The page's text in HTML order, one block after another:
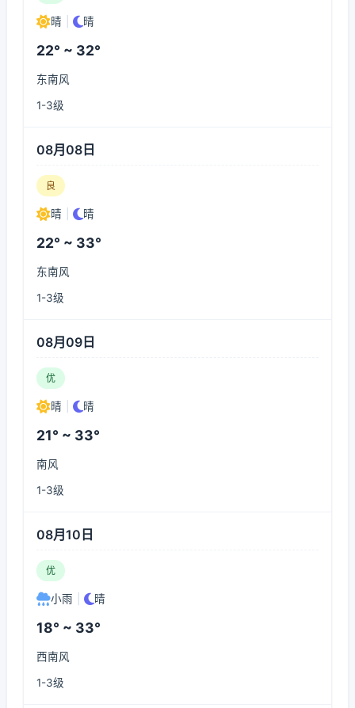
晴 晴
22° ~ 32°
东南风
1-3级
08月08日
良
晴 晴
22° ~ 33°
东南风
1-3级
08月09日
优
晴 晴
21° ~ 33°
南风
1-3级
08月10日
优
小雨 晴
18° ~ 33°
西南风
1-3级